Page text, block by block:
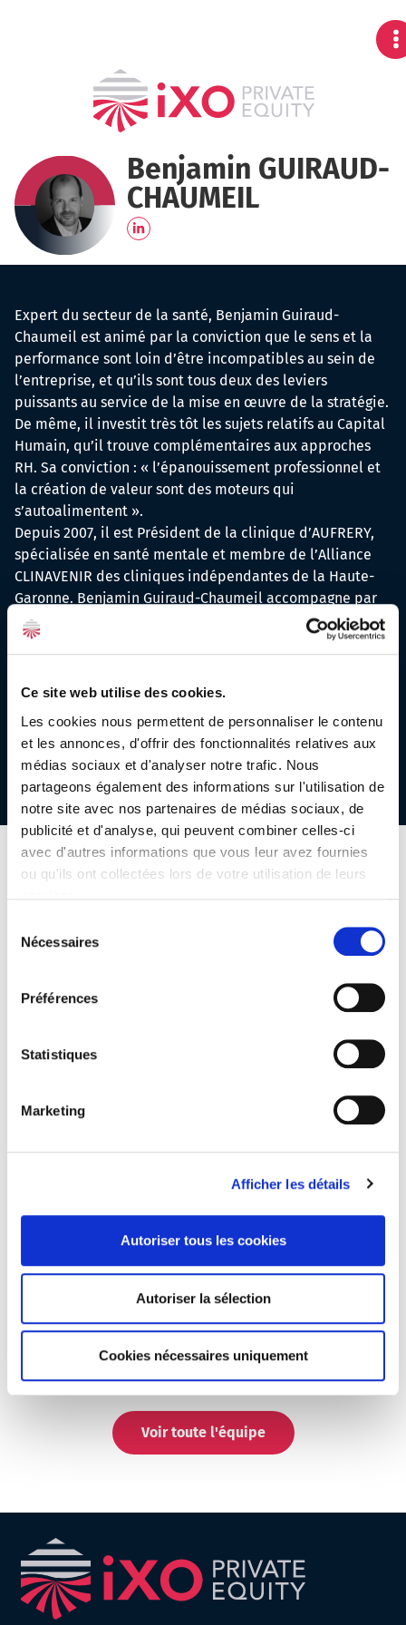
Ce site web utilise des cookies.
Les cookies nous permettent de personnaliser le contenu
et les annonces, d'offrir des fonctionnalités relatives aux
médias sociaux et d'analyser notre trafic. Nous
partageons également des informations sur l'utilisation de
notre site avec nos partenaires de médias sociaux, de
publicité et d'analyse, qui peuvent combiner celles-ci
avec d'autres informations que vous leur avez fournies
ou qu'ils ont collectées lors de votre utilisation de leurs
Nécessaires
Préférences
Statistiques
Marketing
Afficher les détails
Autoriser tous les cookies
Autoriser la sélection
Cookies nécessaires uniquement
Benjamin GUIRAUD-
CHAUMEIL
Expert du secteur de la santé, Benjamin Guiraud-
Chaumeil est animé par la conviction que le sens et la
performance sont loin d’être incompatibles au sein de
l’entreprise, et qu’ils sont tous deux des leviers
puissants au service de la mise en œuvre de la stratégie.
De même, il investit très tôt les sujets relatifs au Capital
Humain, qu’il trouve complémentaires aux approches
RH. Sa conviction : « l’épanouissement professionnel et
la création de valeur sont des moteurs qui
s’autoalimentent ».
Depuis 2007, il est Président de la clinique d’AUFRERY,
spécialisée en santé mentale et membre de l’Alliance
CLINAVENIR des cliniques indépendantes de la Haute-
Garonne. Benjamin Guiraud-Chaumeil accompagne par
ailleurs l’action d’institutions qui œuvrent pour
promouvoir l’entrepreneuriat et les activités du secteur
Fédération de l’Hospitalisation Privée d’Occitanie et
Prévention, il est administrateur de la CPME du 31.
Pierre HELIAS
Voir toute l'équipe